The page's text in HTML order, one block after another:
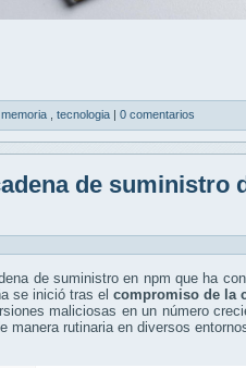
memoria tecnologia 0 comentarios
de suministro
de suministro en npm que ha
se inició tras elcompromiso de la
maliciosas en un número
manera rutinaria en diversos